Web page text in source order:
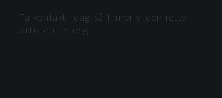
Ta kontakt i dag, så finner vi den rette
artisten for deg.